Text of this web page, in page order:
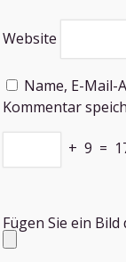
Website
Name, E-Mail-
Kommentar
+ 9 =
Fügen Sie ein Bild